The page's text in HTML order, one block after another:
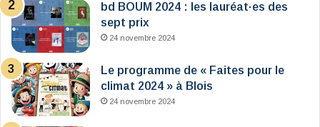
bd BOUM 2024 : les lauréat·es des
sept prix
24 novembre 2024
Le programme de « Faites pour le
climat 2024 » à Blois
24 novembre 2024